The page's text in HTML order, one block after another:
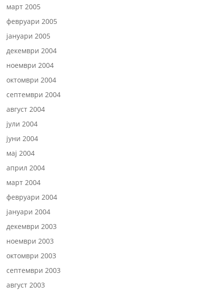
март 2005
февруари 2005
јануари 2005
декември 2004
ноември 2004
октомври 2004
септември 2004
август 2004
јули 2004
јуни 2004
мај 2004
април 2004
март 2004
февруари 2004
јануари 2004
декември 2003
ноември 2003
октомври 2003
септември 2003
август 2003